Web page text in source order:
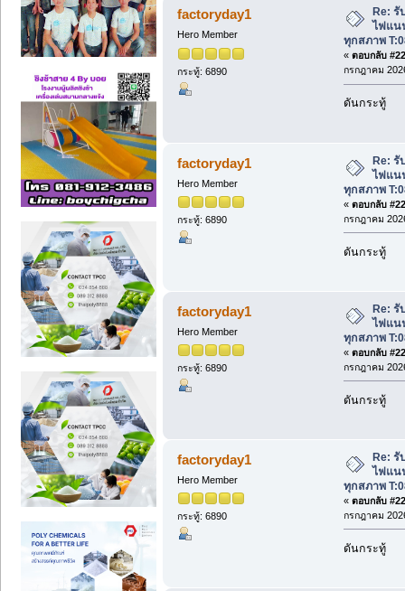
factoryday1
Hero Member
กระทู้: 6890
Re: รั
ไฟแน
ทุกสภาพ
« ตอบกลับ
กรกฎาคม
ดันกระทู้
factoryday1
Hero Member
กระทู้: 6890
Re: รั
ไฟแน
ทุกสภาพ
« ตอบกลับ
กรกฎาคม
ดันกระทู้
factoryday1
Hero Member
กระทู้: 6890
Re: รั
ไฟแน
ทุกสภาพ
« ตอบกลับ
กรกฎาคม
ดันกระทู้
factoryday1
Hero Member
กระทู้: 6890
Re: รั
ไฟแน
ทุกสภาพ
« ตอบกลับ
กรกฎาคม
ดันกระทู้